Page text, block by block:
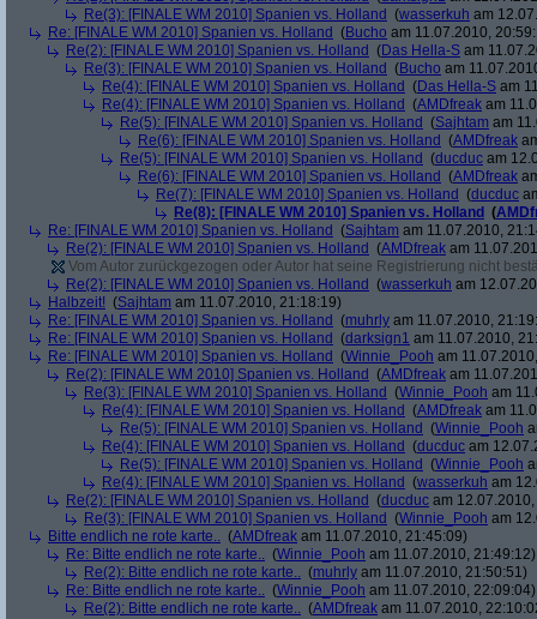
Re(3): [FINALE WM 2010] Spanien vs. Holland (wasserkuh am
Re: [FINALE WM 2010] Spanien vs. Holland (Bucho am 11.07.2010,
Re(2): [FINALE WM 2010] Spanien vs. Holland (Das Hella-S am
Re(3): [FINALE WM 2010] Spanien vs. Holland (Bucho am
Re(4): [FINALE WM 2010] Spanien vs. Holland (Das Hella-S am
Re(4): [FINALE WM 2010] Spanien vs. Holland (AMDfreak am
Re(5): [FINALE WM 2010] Spanien vs. Holland (Sajhtam am
Re(6): [FINALE WM 2010] Spanien vs. Holland (AMDfreak
Re(5): [FINALE WM 2010] Spanien vs. Holland (ducduc am
Re(6): [FINALE WM 2010] Spanien vs. Holland (AMDfreak
Re(7): [FINALE WM 2010] Spanien vs. Holland (ducduc
Re(8): [FINALE WM 2010] Spanien vs. Holland (
Re: [FINALE WM 2010] Spanien vs. Holland (Sajhtam am 11.07.2010,
Re(2): [FINALE WM 2010] Spanien vs. Holland (AMDfreak am
Vom Autor zurückgezogen oder Autor hat seine Registrierung nicht
Re(2): [FINALE WM 2010] Spanien vs. Holland (wasserkuh am
Halbzeit! (Sajhtam am 11.07.2010, 21:18:19)
Re: [FINALE WM 2010] Spanien vs. Holland (muhrly am 11.07.2010,
Re: [FINALE WM 2010] Spanien vs. Holland (darksign1 am 11.07.2010,
Re: [FINALE WM 2010] Spanien vs. Holland (Winnie_Pooh am
Re(2): [FINALE WM 2010] Spanien vs. Holland (AMDfreak am
Re(3): [FINALE WM 2010] Spanien vs. Holland (Winnie_Pooh am
Re(4): [FINALE WM 2010] Spanien vs. Holland (AMDfreak am
Re(5): [FINALE WM 2010] Spanien vs. Holland (Winnie_Pooh
Re(4): [FINALE WM 2010] Spanien vs. Holland (ducduc am
Re(5): [FINALE WM 2010] Spanien vs. Holland (Winnie_Pooh
Re(4): [FINALE WM 2010] Spanien vs. Holland (wasserkuh am
Re(2): [FINALE WM 2010] Spanien vs. Holland (ducduc am
Re(3): [FINALE WM 2010] Spanien vs. Holland (Winnie_Pooh am
Bitte endlich ne rote karte.. (AMDfreak am 11.07.2010, 21:45:09)
Re: Bitte endlich ne rote karte.. (Winnie_Pooh am 11.07.2010, 21:49:12)
Re(2): Bitte endlich ne rote karte.. (muhrly am 11.07.2010, 21:50:51)
Re: Bitte endlich ne rote karte.. (Winnie_Pooh am 11.07.2010, 22:09:04)
Re(2): Bitte endlich ne rote karte.. (AMDfreak am 11.07.2010,